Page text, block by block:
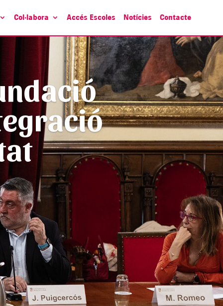
Col·labora Accés Escoles Notícies Contacte